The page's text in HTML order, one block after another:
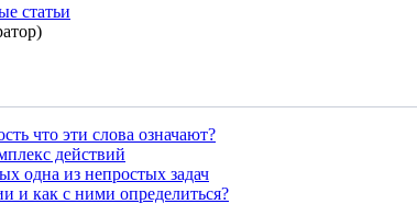
статьи
что эти слова означают?
действий
одна из непростых задач
как с ними определиться?